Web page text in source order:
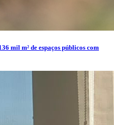
mil m² de espaços públicos com